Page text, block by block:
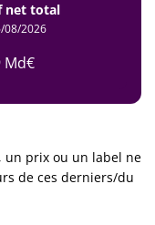
net total
08/2026
Md€
un prix ou un label ne
de ces derniers/du